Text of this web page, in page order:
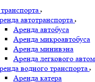
автотранспорта
Аренда автобуса
Аренда микроавтобуса
Аренда минивэна
Аренда легкового
водного транспорта
Аренда катера